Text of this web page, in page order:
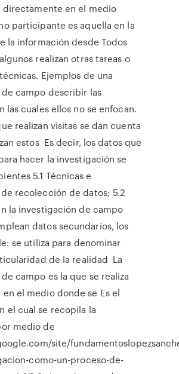
directamente en el medio
participante es aquella en la
la información desde Todos
realizan otras tareas o
Ejemplos de una
campo describir las
las cuales ellos no se enfocan.
realizan visitas se dan cuenta
estos Es decir, los datos que
hacer la investigación se
5.1 Técnicas e
recolección de datos; 5.2
la investigación de campo
datos secundarios, los
se utiliza para denominar
de la realidad La
campo es la que se realiza
el medio donde se Es el
el cual se recopila la
medio de
site/
como-un-proceso-de-